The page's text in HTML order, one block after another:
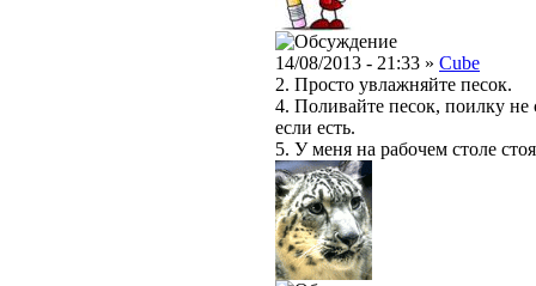
14/08/2013 - 21:33 » Cube
2. Просто увлажняйте песок.
4. Поливайте песок, поилку не
если есть.
5. У меня на рабочем столе